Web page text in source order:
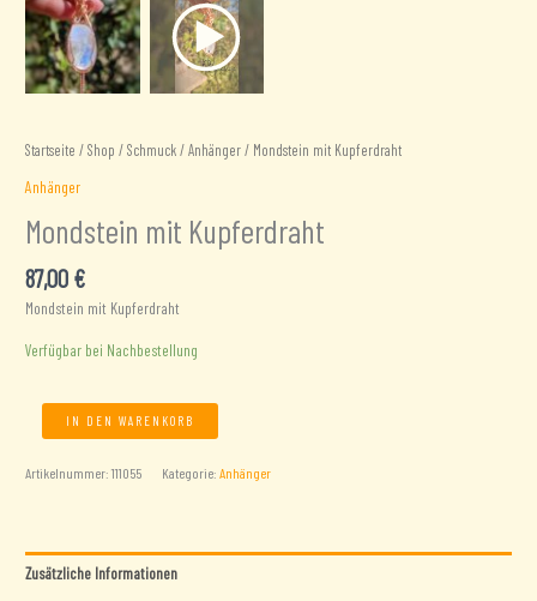
Startseite /Shop /Schmuck/Anhänger/ Mondstein mit Kupferdraht
Anhänger
Mondstein mit Kupferdraht
87,00 €
Mondstein mit Kupferdraht
Verfügbar bei Nachbestellung
Mondstein
mit
Kupferdraht
IN DEN WARENKORB
Artikelnummer:111055 Kategorie:Anhänger
Zusätzliche Informationen